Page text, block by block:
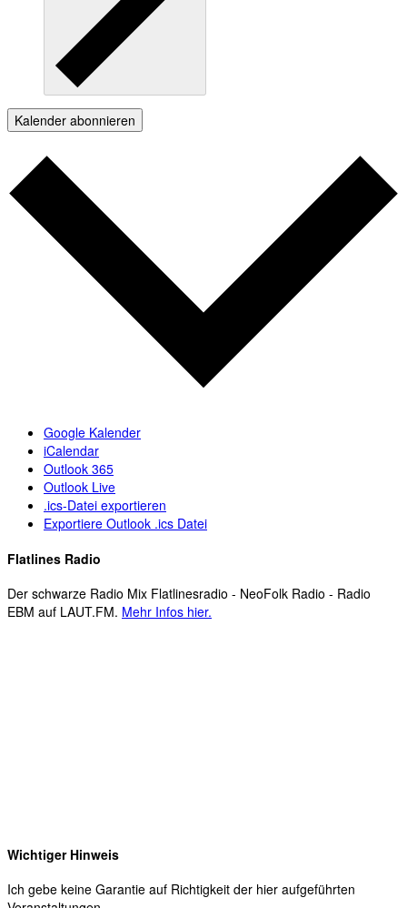
Kalender abonnieren
Google Kalender
iCalendar
Outlook 365
Outlook Live
.ics-Datei exportieren
Exportiere Outlook .ics Datei
Flatlines Radio
Der schwarze Radio Mix Flatlinesradio - NeoFolk Radio - Radio
EBM auf LAUT.FM. Mehr Infos hier.
Wichtiger Hinweis
Ich gebe keine Garantie auf Richtigkeit der hier aufgeführten